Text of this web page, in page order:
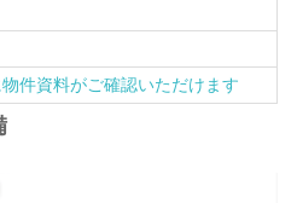
件資料がご確認いただけます